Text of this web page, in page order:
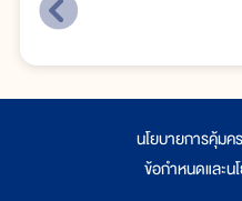
นโยบายการคุ้ม
ข้อกำหนดและน